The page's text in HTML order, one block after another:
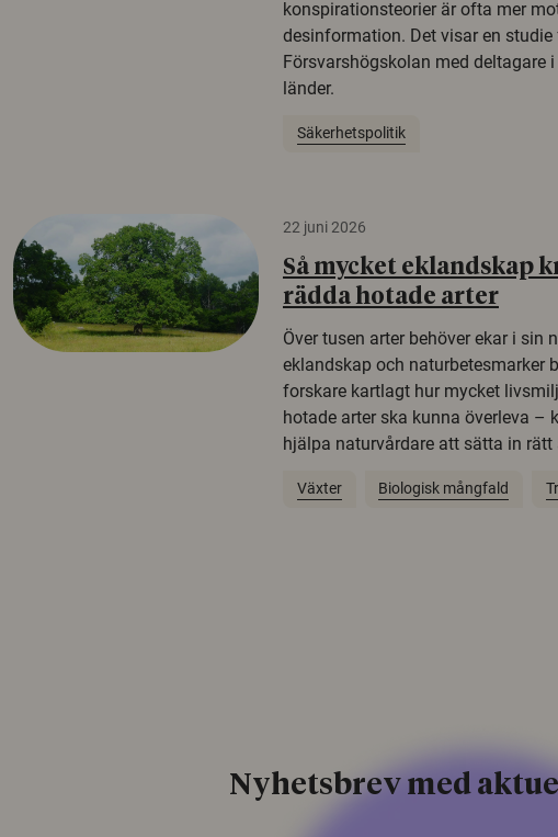
konspirationsteorier är ofta mer
desinformation. Det visar en studie
Försvarshögskolan med deltagare
länder.
Säkerhetspolitik
22 juni 2026
Så mycket eklandskap
rädda hotade arter
Över tusen arter behöver ekar i sin
eklandskap och naturbetesmarker
forskare kartlagt hur mycket
hotade arter ska kunna överleva –
hjälpa naturvårdare att sätta in rätt
Växter Biologisk mångfald
Nyhetsbrev med